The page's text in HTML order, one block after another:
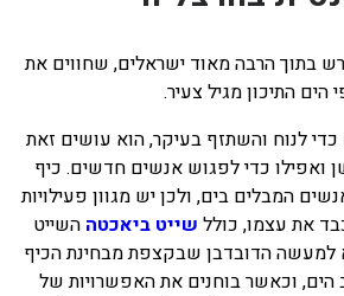
בכנרת למשפחות
בארץ
לקפריסין
נתניה
בתוך הרבה מאוד ישראלים, שחווים את
הים התיכון מגיל צעיר.
לנוח והשתזף בעיקר, הוא עושים זאת
כדי לפגוש אנשים חדשים. כיף
המבלים בים, ולכן יש מגוון פעילויות
את עצמו, כולל שייט ביאכטה השייט
למעשה הדובדבן שבקצפת מבחינת הכיף
וכאשר בוחנים את האפשרויות של